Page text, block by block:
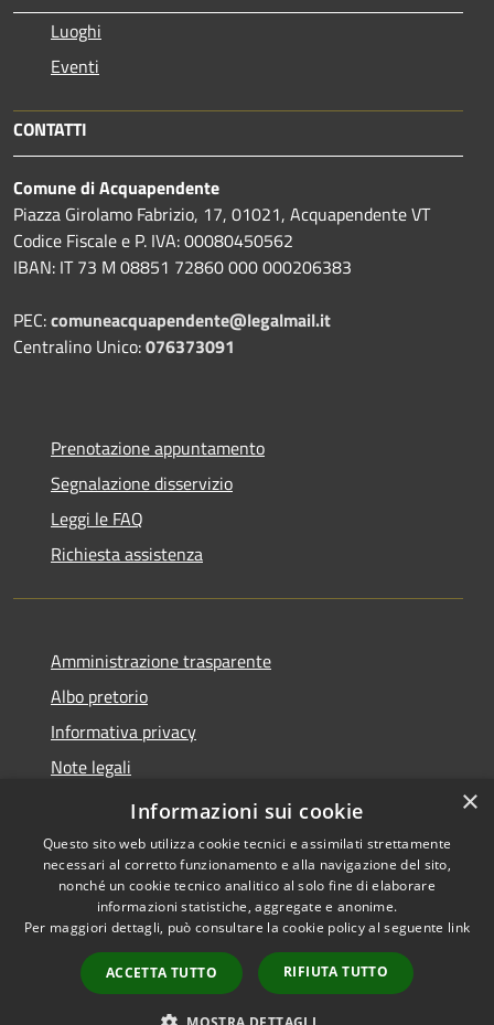
Luoghi
Eventi
CONTATTI
Comune di Acquapendente
Piazza Girolamo Fabrizio, 17, 01021, Acquapendente VT
Codice Fiscale e P. IVA: 00080450562
IBAN: IT 73 M 08851 72860 000 000206383
PEC:comuneacquapendente@legalmail.it
Centralino Unico:076373091
Prenotazione appuntamento
Segnalazione disservizio
Leggi le FAQ
Richiesta assistenza
Amministrazione trasparente
Albo pretorio
Informativa privacy
Note legali
Dichiarazione di accessibilità
Accessibilità
Copyright © 2026 • Comune di
Acquapendente • Powered by
Municipium•
Accesso
redazione
×
Informazioni sui cookie
Questo sito web utilizza cookie tecnici e assimilati strettamente
necessari al corretto funzionamento e alla navigazione del sito,
nonché un cookie tecnico analitico al solo fine di elaborare
informazioni statistiche, aggregate e anonime.
Per maggiori dettagli, può consultare la cookie policy al seguente link
ACCETTA TUTTO RIFIUTA TUTTO